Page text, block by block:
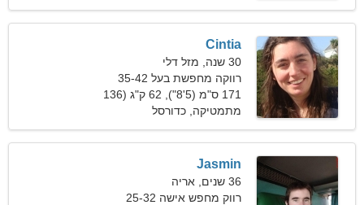
Cintia
30 שנה, מזל דלי
רווקה מחפשת בעל 35-42
171 ס"מ (5'8"), 62 ק"ג (136
פאונד)
מתמטיקה, כדורסל
Jasmin
36 שנים, אריה
רווק מחפש אישה 25-32